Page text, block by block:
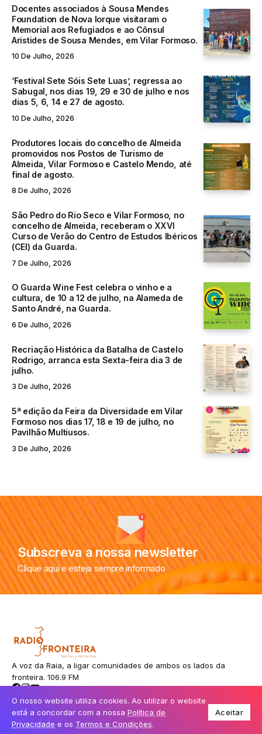
Docentes associados à Sousa Mendes
Foundation de Nova Iorque visitaram o
Memorial aos Refugiados e ao Cônsul
Aristides de Sousa Mendes, em Vilar Formoso.
10 De Julho, 2026
‘Festival Sete Sóis Sete Luas’, regressa ao
Sabugal, nos dias 19, 29 e 30 de julho e nos
dias 5, 6, 14 e 27 de agosto.
10 De Julho, 2026
Produtores locais do concelho de Almeida
promovidos nos Postos de Turismo de
Almeida, Vilar Formoso e Castelo Mendo, até
final de agosto.
8 De Julho, 2026
São Pedro do Rio Seco e Vilar Formoso, no
concelho de Almeida, receberam o XXVI
Curso de Verão do Centro de Estudos Ibéricos
(CEI) da Guarda.
7 De Julho, 2026
O Guarda Wine Fest celebra o vinho e a
cultura, de 10 a 12 de julho, na Alameda de
Santo André, na Guarda.
6 De Julho, 2026
Recriação Histórica da Batalha de Castelo
Rodrigo, arranca esta Sexta-feira dia 3 de
julho.
3 De Julho, 2026
5ª edição da Feira da Diversidade em Vilar
Formoso nos dias 17, 18 e 19 de julho, no
Pavilhão Multiusos.
3 De Julho, 2026
Subscreva a nossa newsletter
Clique aqui e esteja sempre informado
A voz da Raia, a ligar comunidades de ambos os lados da
fronteira. 106.9 FM
© Todos os direitos reservados.
O nosso website utiliza cookies. Ao utilizar o website
está a concordar com a nossa Política de
Privacidade e os Termos e Condições.
Aceitar